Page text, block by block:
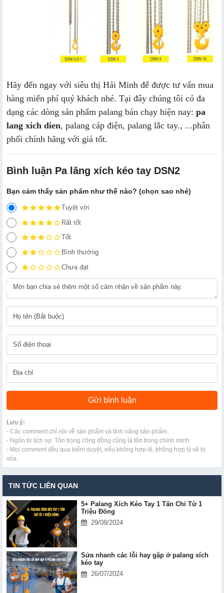
Hãy đến ngay với siêu thị Hải Minh để được tư vấn mua
hàng miến phí quý khách nhé. Tại đây chúng tôi có đa
dạng các dòng sản phẩm palang bán chạy hiện nay: pa
lang xich dien, palang cáp điện, palang lắc tay., ...phân
phối chính hãng với giá tốt.
Bình luận Pa lăng xích kéo tay DSN2
Bạn cảm thấy sản phẩm như thế nào? (chọn sao nhé)
Tuyệt vời
Rất tốt
Tốt
Bình thường
Chưa đạt
Lưu ý:
- Các comment chỉ nói về sản phẩm và tính năng sản phẩm.
- Ngôn từ lịch sự. Tôn trọng cộng đồng cũng là tôn trọng chính mình.
- Mọi comment đều qua kiểm duyệt, nếu không hợp lệ, không hợp lý sẽ bị
xóa.
TIN TỨC LIÊN QUAN
5+ Palang Xích Kéo Tay 1 Tấn Chỉ Từ 1
Triệu Đồng
29/08/2024
Sửa nhanh các lỗi hay gặp ở palang xích
kéo tay
26/07/2024